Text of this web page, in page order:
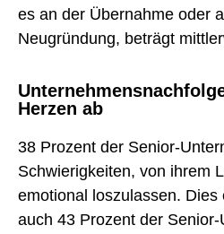
es an der Übernahme oder
Neugründung, beträgt
Herzen ab
38 Prozent der Senior-
Schwierigkeiten, von ihrem
emotional loszulassen. Dies
auch 43 Prozent der